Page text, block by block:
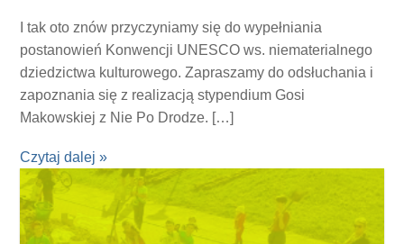
I tak oto znów przyczyniamy się do wypełniania
postanowień Konwencji UNESCO ws. niematerialnego
dziedzictwa kulturowego. Zapraszamy do odsłuchania i
zapoznania się z realizacją stypendium Gosi
Makowskiej z Nie Po Drodze. […]
Czytaj dalej »